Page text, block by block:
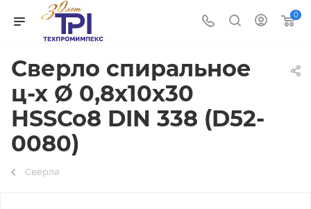
0
Сверло спиральное
ц-х Ø 0,8х10х30
HSSCo8 DIN 338 (D52-
0080)
Свёрла